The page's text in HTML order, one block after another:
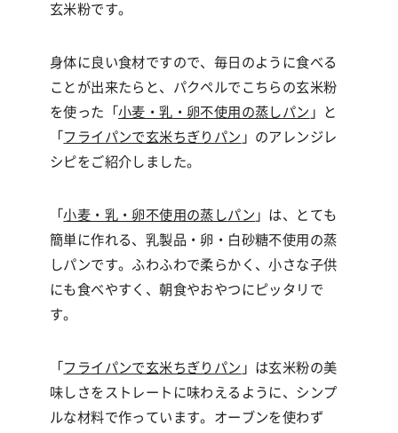
玄米粉です。
身体に良い食材ですので、毎日のように食べる
ことが出来たらと、パクペルでこちらの玄米粉
を使った「 小麦・乳・卵不使用の蒸しパン 」と
「 フライパンで玄米ちぎりパン 」のアレンジレ
シピをご紹介しました。
「小麦・乳・卵不使用の蒸しパン 」 は、とても
簡単に作れる、 乳製品・卵・白砂糖不使用の蒸
しパンです。ふわふわで柔らかく、小さな子供
にも食べやすく、朝食やおやつにピッタリで
す。
「 フライパンで玄米ちぎりパン 」 は玄米粉の美
味しさをストレートに味わえるように、シンプ
ルな材料で作っています。オーブンを使わず